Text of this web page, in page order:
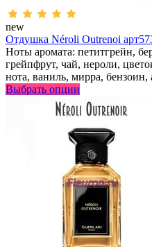
new
Отдушка Néroli Outrenoi
Ноты аромата: петитгрейн,
грейпфрут, чай, нероли,
нота, ваниль, мирра,
Выбрать опции